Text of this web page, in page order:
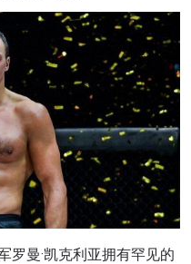
罗曼·凯克利亚拥有罕见的